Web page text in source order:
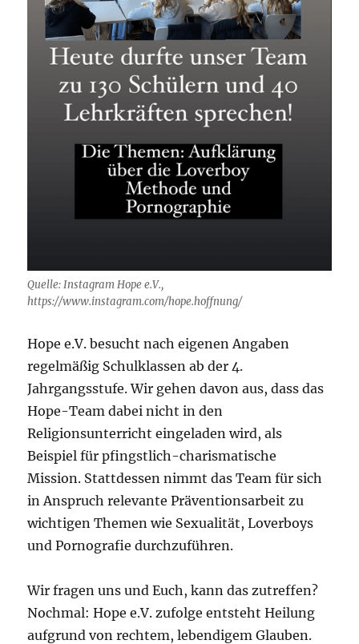
Quelle: Instagram Hope e.V.,
https://www.instagram.com/hope.hoffnung/
Hope e.V. besucht nach eigenen Angaben
regelmäßig Schulklassen ab der 4.
Jahrgangsstufe. Wir gehen davon aus, dass das
Hope-Team dabei nicht in den
Religionsunterricht eingeladen wird, als
Beispiel für pfingstlich-charismatische
Mission. Stattdessen nimmt das Team für sich
in Anspruch relevante Präventionsarbeit zu
wichtigen Themen wie Sexualität, Loverboys
und Pornografie durchzuführen.
Wir fragen uns und Euch, kann das zutreffen?
Nochmal: Hope e.V. zufolge entsteht Heilung
aufgrund von rechtem, lebendigem Glauben.